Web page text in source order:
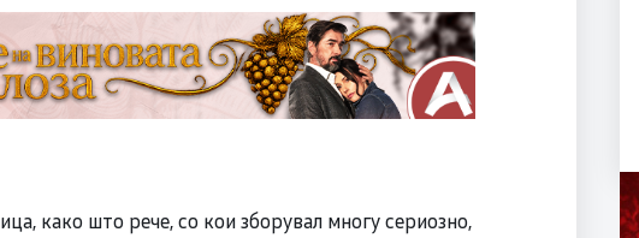
како што рече, со кои зборувал многу сериозно,